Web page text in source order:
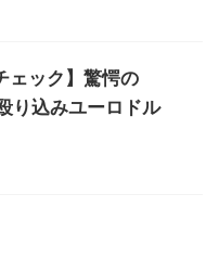
ェック】驚愕の
り込みユーロドル